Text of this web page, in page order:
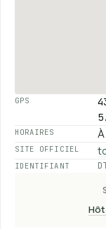
GPS
HORAIRES
SITE OFFICIEL
IDENTIFIANT